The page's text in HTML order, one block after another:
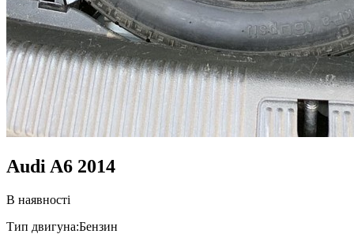
Audi A6 2014
В наявності
Тип двигуна:Бензин